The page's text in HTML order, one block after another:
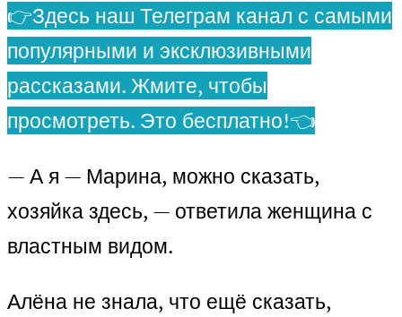
👉Здесь наш Телеграм канал с самыми
популярными и эксклюзивными
рассказами. Жмите, чтобы
просмотреть. Это бесплатно!👈
— А я — Марина, можно сказать,
хозяйка здесь, — ответила женщина с
властным видом.
Алёна не знала, что ещё сказать,